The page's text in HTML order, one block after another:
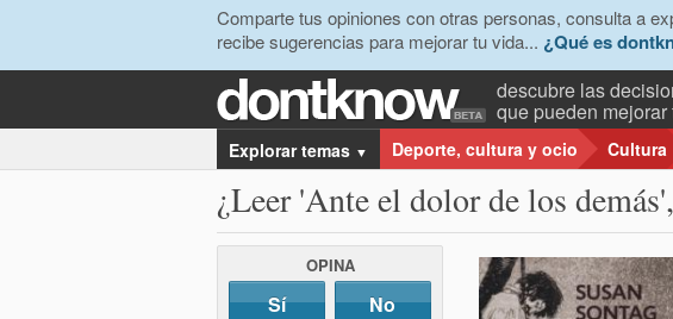
Comparte tus opiniones con otras personas, consulta a
recibe sugerencias para mejorar tu vida... ¿Qué es
descubre las
que pueden mejorar
Explorar temas ▼ Deporte, cultura y ocio Cultura
¿Leer 'Ante el dolor de los
OPINA
Sí No